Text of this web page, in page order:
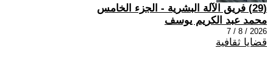
(29) فريق الآلة البشرية - الجزء الخامس
محمد عبد الكريم يوسف
2026 / 8 / 7
قضايا ثقافية